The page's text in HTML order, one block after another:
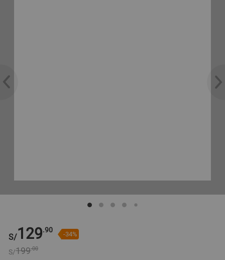
S/129.90 -34%
S/199.00